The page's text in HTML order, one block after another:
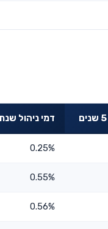
דמי ניהול
0.25%
0.55%
0.56%